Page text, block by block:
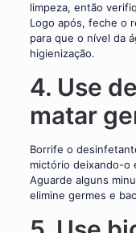
limpeza, então
Logo após, feche o
para que o nível da
higienização.
4. Use
matar
Borrife o
mictório deixando-o
Aguarde alguns
elimine germes e